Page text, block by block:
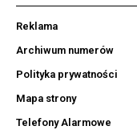
Reklama
Archiwum numerów
Polityka prywatności
Mapa strony
Telefony Alarmowe